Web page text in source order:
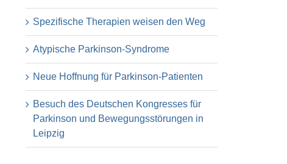
Spezifische Therapien weisen den Weg
Atypische Parkinson-Syndrome
Neue Hoffnung für Parkinson-Patienten
Besuch des Deutschen Kongresses für
Parkinson und Bewegungsstörungen in
Leipzig